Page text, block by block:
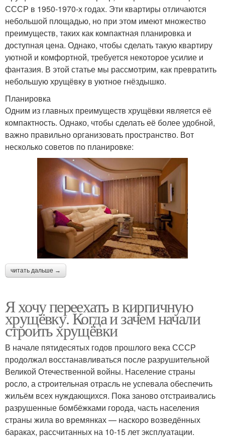
СССР в 1950-1970-х годах. Эти квартиры отличаются
небольшой площадью, но при этом имеют множество
преимуществ, таких как компактная планировка и
доступная цена. Однако, чтобы сделать такую квартиру
уютной и комфортной, требуется некоторое усилие и
фантазия. В этой статье мы рассмотрим, как превратить
небольшую хрущёвку в уютное гнёздышко.
Планировка
Одним из главных преимуществ хрущёвки является её
компактность. Однако, чтобы сделать её более удобной,
важно правильно организовать пространство. Вот
несколько советов по планировке:
читать дальше →
Я хочу переехать в кирпичную
хрущёвку. Когда и зачем начали
строить хрущёвки
В начале пятидесятых годов прошлого века СССР
продолжал восстанавливаться после разрушительной
Великой Отечественной войны. Население страны
росло, а строительная отрасль не успевала обеспечить
жильём всех нуждающихся. Пока заново отстраивались
разрушенные бомбёжками города, часть населения
страны жила во времянках — наскоро возведённых
бараках, рассчитанных на 10-15 лет эксплуатации.